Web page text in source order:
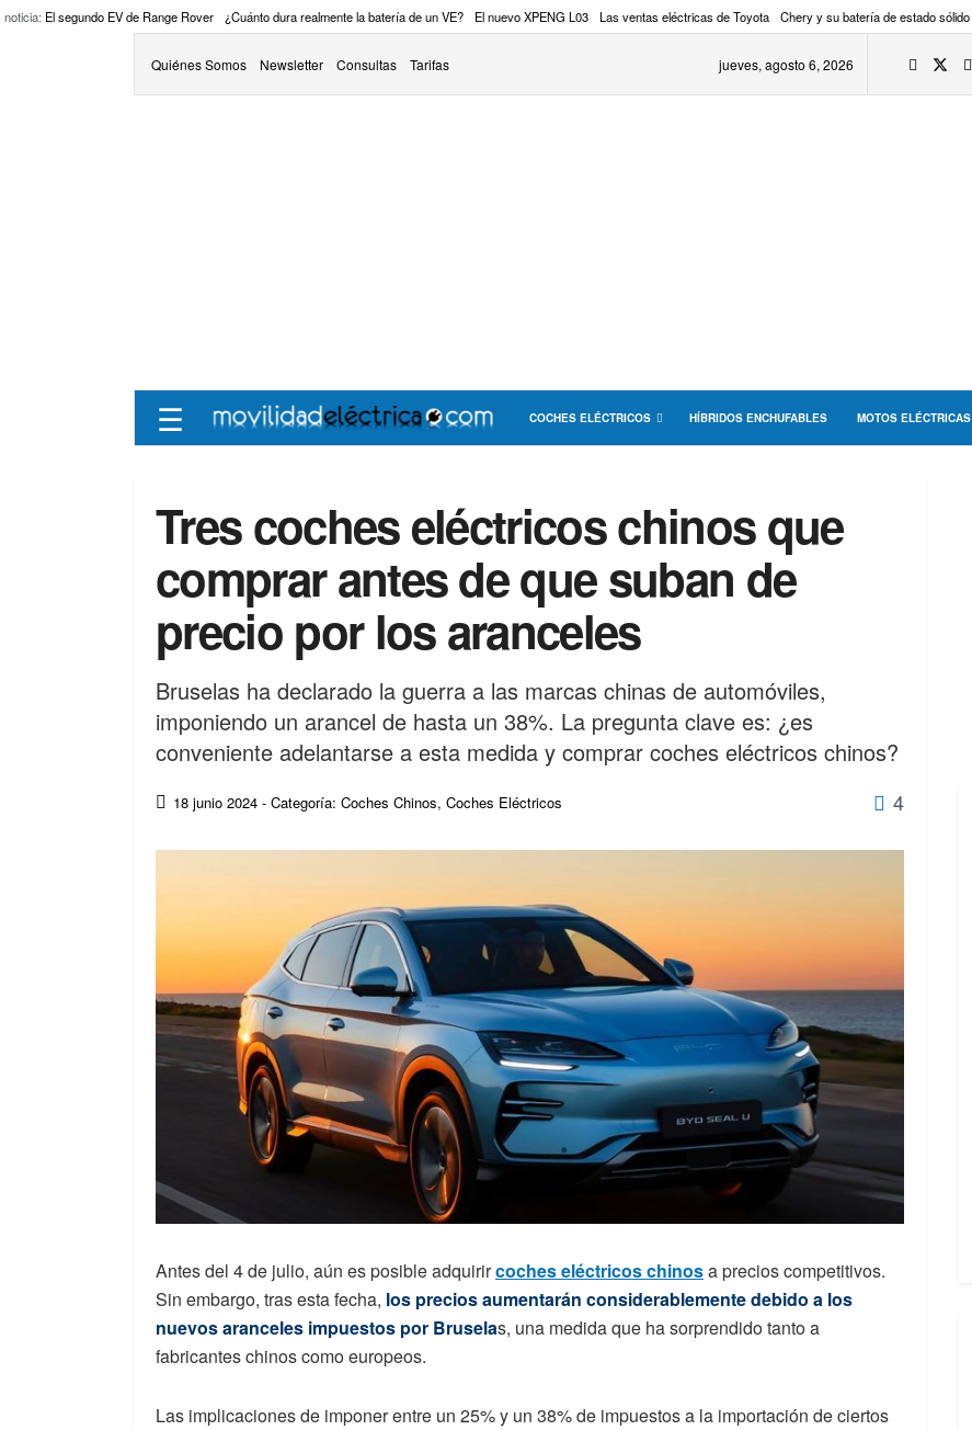
noticia: El segundo EV de Range Rover ¿Cuánto dura realmente la batería de un VE? El nuevo XPENG L03 Las ventas eléctricas de Toyota Chery y su batería de estado sólido
Quiénes Somos Newsletter Consultas Tarifas jueves, agosto 6, 2026
☰ COCHES ELÉCTRICOS HÍBRIDOS ENCHUFABLES MOTOS ELÉCTRICAS
Tres coches eléctricos chinos que
comprar antes de que suban de
precio por los aranceles
Bruselas ha declarado la guerra a las marcas chinas de automóviles,
imponiendo un arancel de hasta un 38%. La pregunta clave es: ¿es
conveniente adelantarse a esta medida y comprar coches eléctricos chinos?
18 junio 2024 - Categoría: Coches Chinos, Coches Eléctricos 4
Antes del 4 de julio, aún es posible adquirircoches eléctricos chinosa precios competitivos.
Sin embargo, tras esta fecha, los precios aumentarán considerablemente debido a los
nuevos aranceles impuestos por Bruselas, una medida que ha sorprendido tanto a
fabricantes chinos como europeos.
Las implicaciones de imponer entre un 25% y un 38% de impuestos a la importación de ciertos